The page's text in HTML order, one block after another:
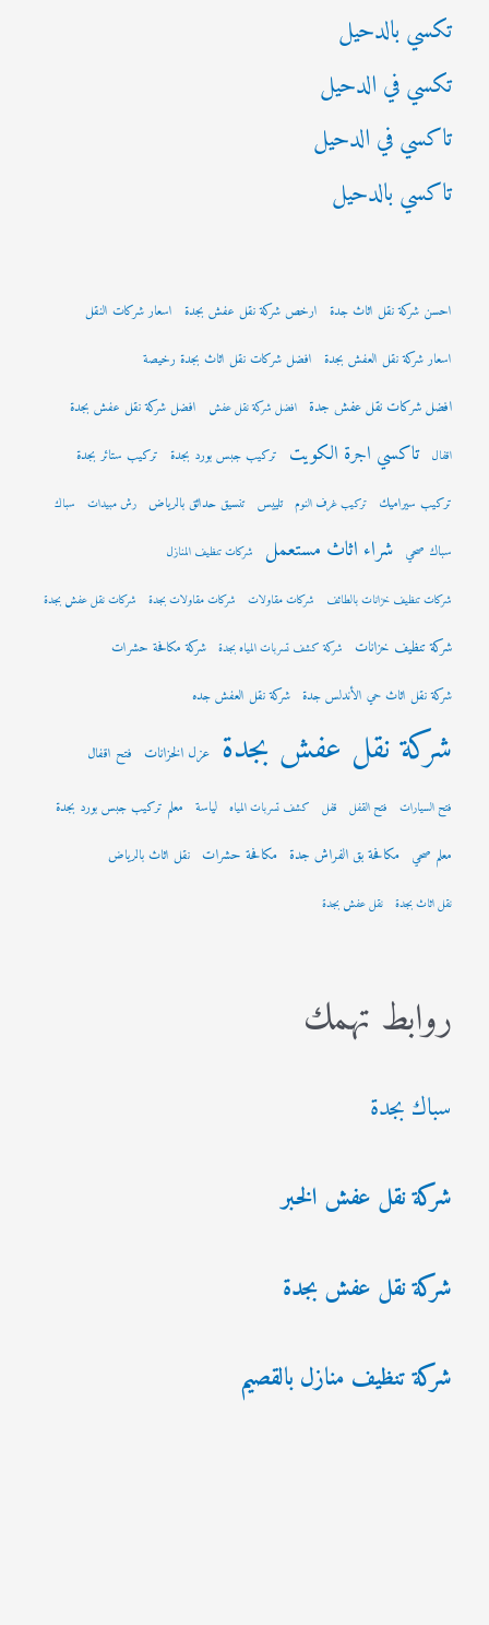
تكسي بالدحيل
تكسي في الدحيل
تاكسي في الدحيل
تاكسي بالدحيل
احسن شركة نقل اثاث جدة ارخص شركة نقل عفش بجدة اسعار شركات النقل
اسعار شركة نقل العفش بجدة افضل شركات نقل اثاث بجدة رخيصة
افضل شركات نقل عفش جدة افضل شركة نقل عفش افضل شركة نقل عفش بجدة
اقفال تاكسي اجرة الكويت تركيب جبس بورد بجدة تركيب ستائر بجدة
تركيب سيراميك تركيب غرف النوم تلييس تنسيق حدائق بالرياض رش مبيدات سباك
سباك صحي شراء اثاث مستعمل شركات تنظيف المنازل
شركات تنظيف خزانات بالطائف شركات مقاولات شركات مقاولات بجدة شركات نقل عفش بجدة
شركة تنظيف خزانات شركة كشف تسربات المياه بجدة شركة مكافحة حشرات
شركة نقل اثاث حي الأندلس جدة شركة نقل العفش جده
شركة نقل عفش بجدة عزل الخزانات فتح اقفال
فتح السيارات فتح القفل قفل كشف تسربات المياه لياسة معلم تركيب جبس بورد بجدة
معلم صحي مكافحة بق الفراش جدة مكافحة حشرات نقل اثاث بالرياض
نقل اثاث بجدة نقل عفش بجدة
روابط تهمك
سباك بجدة
شركة نقل عفش الخبر
شركة نقل عفش بجدة
شركة تنظيف منازل بالقصيم